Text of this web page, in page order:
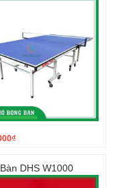
và uy tín cho cộng
₫
Bàn DHS W1000